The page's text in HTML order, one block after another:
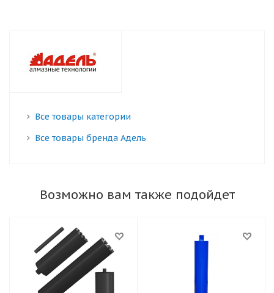
Все товары категории
Все товары бренда Адель
Возможно вам также подойдет